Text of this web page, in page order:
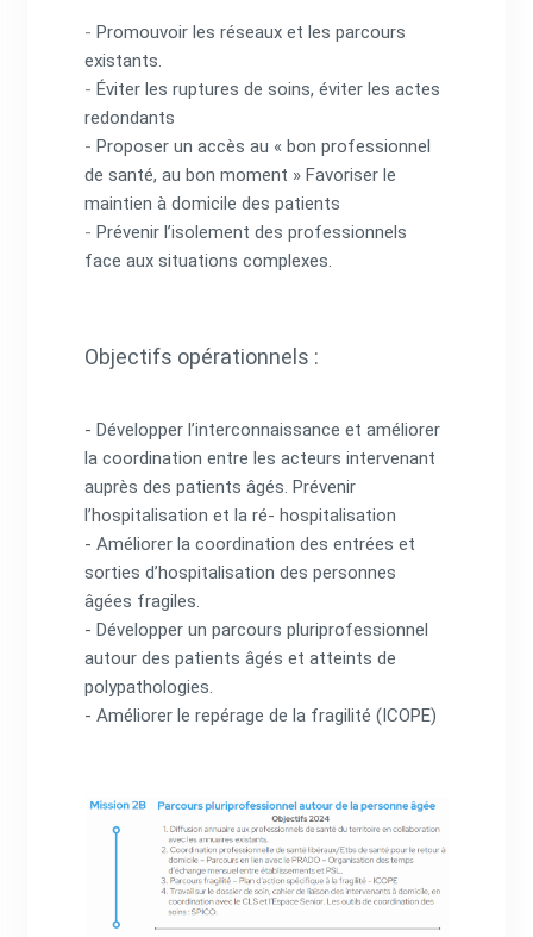
-Promouvoir les réseaux et les parcours
existants.
-Éviter les ruptures de soins, éviter les actes
redondants
-Proposer un accès au « bon professionnel
de santé, au bon moment » Favoriser le
maintien à domicile des patients
-Prévenir l’isolement des professionnels
face aux situations complexes.
Objectifs opérationnels :
- Développer l’interconnaissance et améliorer
la coordination entre les acteurs intervenant
auprès des patients âgés. Prévenir
l’hospitalisation et la ré- hospitalisation
- Améliorer la coordination des entrées et
sorties d’hospitalisation des personnes
âgées fragiles.
- Développer un parcours pluriprofessionnel
autour des patients âgés et atteints de
polypathologies.
- Améliorer le repérage de la fragilité (ICOPE)